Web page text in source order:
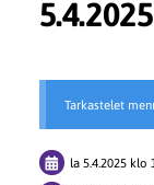
5.4.2025
Tarkastelet
la 5.4.2025 klo